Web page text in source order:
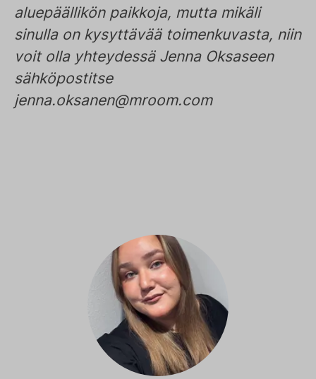
aluepäällikön paikkoja, mutta mikäli
sinulla on kysyttävää toimenkuvasta, niin
voit olla yhteydessä Jenna Oksaseen
sähköpostitse
jenna.oksanen@mroom.com